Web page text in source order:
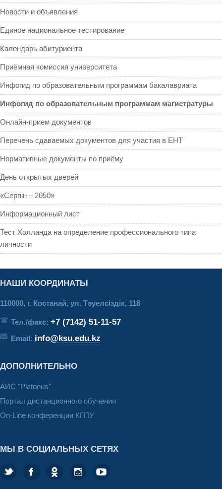
Новости и объявления
Единое национальное тестирование
Календарь абитуриента
Приёмная комиссия университета
Инфогид по образовательным программам бакалавриата
Инфогид по образовательным программам магистратуры
Онлайн-прием документов
Перечень сдаваемых документов для участия в ЕНТ
Нормативные документы по приёму
День открытых дверей
«Серпін – 2050»
Информационный лист
Тест Холланда на определение профессионального типа
личности
НАШИ КООРДИНАТЫ
110000, г. Костанай, ул. Тәуелсіздік, 118
Тел./факс: +7 (7142) 51-11-57
Email: info@ksu.edu.kz
ДОПОЛНИТЕЛЬНО
АИС "Platonus"
Портал дистанционного обучения
On-Line конференции КГПУ
МЫ В СОЦИАЛЬНЫХ СЕТЯХ